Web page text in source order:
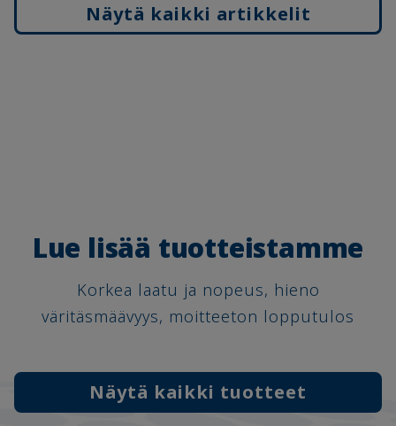
Näytä kaikki artikkelit
Lue lisää tuotteistamme
Korkea laatu ja nopeus, hieno
väritäsmäävyys, moitteeton lopputulos
Näytä kaikki tuotteet